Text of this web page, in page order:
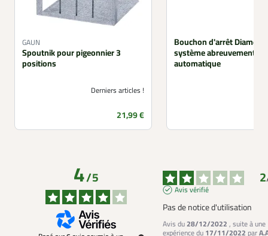
GAUN
Spoutnik pour pigeonnier 3
positions
Derniers articles !
Prix
21,99 €
Bouchon d'arrêt
système abreuvement
automatique
4/5 2
Avis vérifié
Pas de notice d'utilisation
Avis du28/12/2022 , suite à une
expérience du 17/11/2022 par